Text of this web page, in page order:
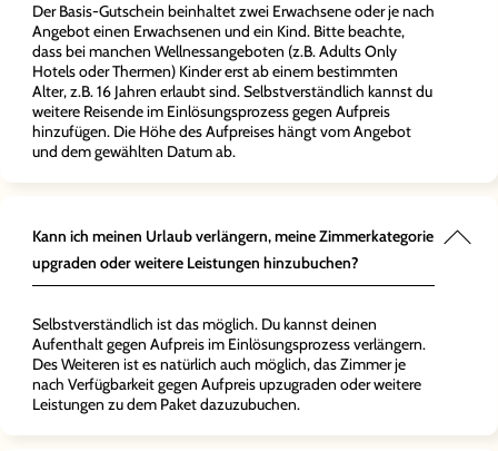
Der Basis-Gutschein beinhaltet zwei Erwachsene oder je nach
Angebot einen Erwachsenen und ein Kind. Bitte beachte,
dass bei manchen Wellnessangeboten (z.B. Adults Only
Hotels oder Thermen) Kinder erst ab einem bestimmten
Alter, z.B. 16 Jahren erlaubt sind. Selbstverständlich kannst du
weitere Reisende im Einlösungsprozess gegen Aufpreis
hinzufügen. Die Höhe des Aufpreises hängt vom Angebot
und dem gewählten Datum ab.
Kann ich meinen Urlaub verlängern, meine Zimmerkategorie
upgraden oder weitere Leistungen hinzubuchen?
Selbstverständlich ist das möglich. Du kannst deinen
Aufenthalt gegen Aufpreis im Einlösungsprozess verlängern.
Des Weiteren ist es natürlich auch möglich, das Zimmer je
nach Verfügbarkeit gegen Aufpreis upzugraden oder weitere
Leistungen zu dem Paket dazuzubuchen.